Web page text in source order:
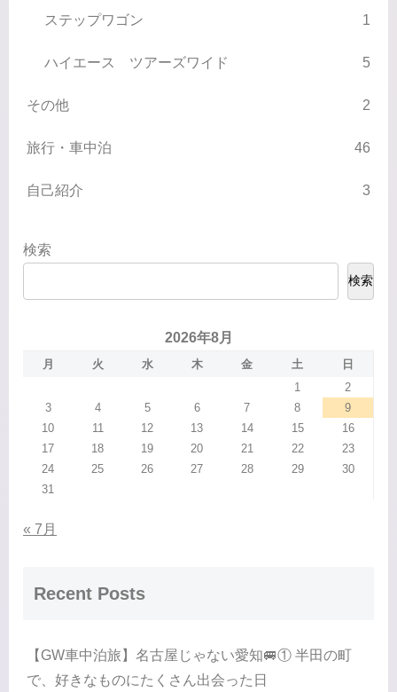
ステップワゴン 1
ハイエース ツアーズワイド 5
その他 2
旅行・車中泊 46
自己紹介 3
検索
検索
2026年8月
月 火 水 木 金 土
日
1
2
3
4 5 6 7 8
9
10
11 12 13 14 15
16
17
18 19 20 21 22
23
24
25 26 27 28 29
30
31
« 7月
Recent Posts
【GW車中泊旅】名古屋じゃない愛知🚐① 半田の町
で、好きなものにたくさん出会った日